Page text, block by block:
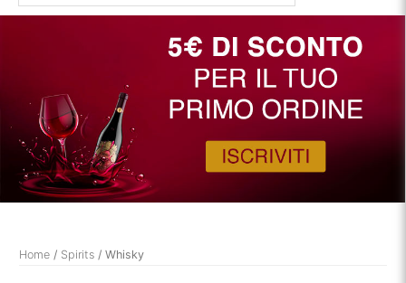
Home / Spirits / Whisky